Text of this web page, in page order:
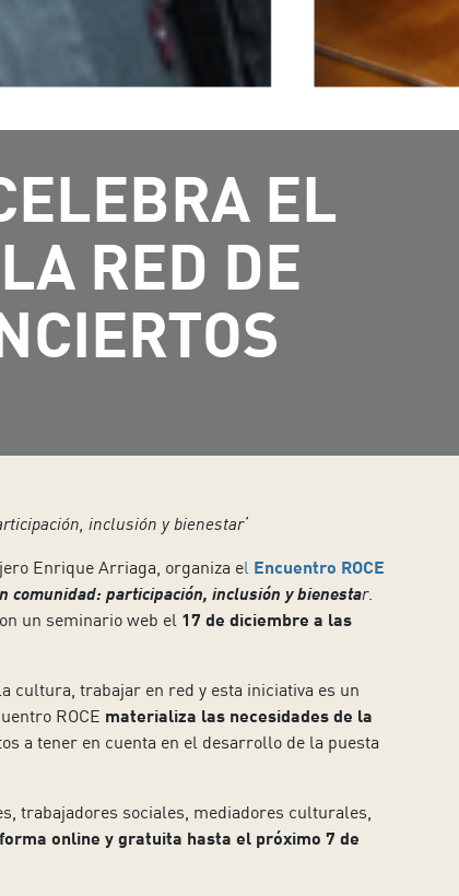
EL
RED DE
inclusión y bienestar’
Enrique Arriaga, organiza el Encuentro ROCE
comunidad: participación, inclusión y bienestar.
un seminario web el 17 de diciembre a las
cultura, trabajar en red y esta iniciativa es un
ROCE materializa las necesidades de la
a tener en cuenta en el desarrollo de la puesta
trabajadores sociales, mediadores culturales,
online y gratuita hasta el próximo 7 de